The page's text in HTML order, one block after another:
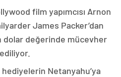
film yapımcısı Arnon
James Packer’dan
dolar değerinde mücevher
Netanyahu’ya